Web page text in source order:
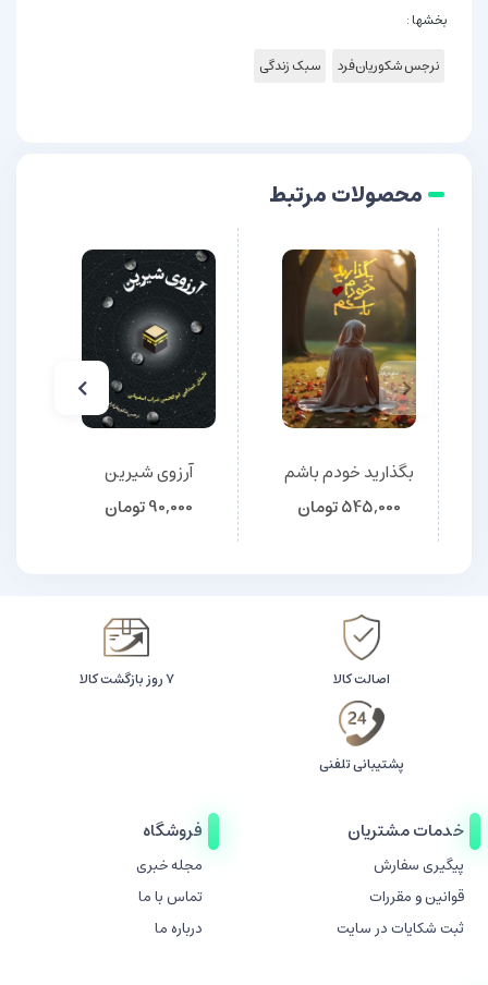
بخشها :
نرجس شکوریان‌فرد
سبک زندگی
محصولات مرتبط
بگذارید خودم باشم
545,000تومان
آرزوی شیرین
90,000تومان
اصالت کالا ۷ روز بازگشت کالا
پشتیبانی تلفنی
خدمات مشتریان
پیگیری سفارش
قوانین و مقررات
ثبت شکایات در سایت
فروشگاه
مجله خبری
تماس با ما
درباره ما